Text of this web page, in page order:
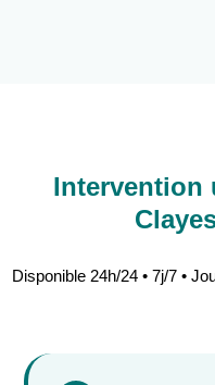
Intervention
Disponible 24h/24 • 7j/7 •